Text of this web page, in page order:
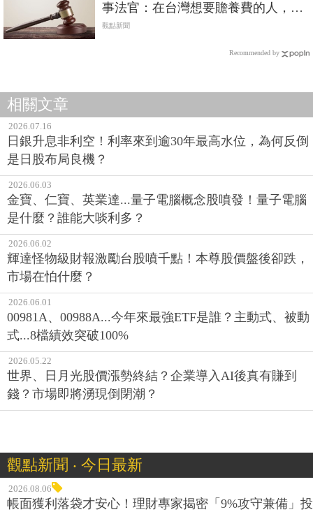
事法官：在台灣想要贍養費的人，走
完法院10個有9個會失望
觀點新聞
Recommended by
相關文章
2026.07.16
日銀升息非利空！利率來到逾30年最高水位，為何反倒
是日股布局良機？
2026.06.03
金寶、仁寶、英業達...量子電腦概念股噴發！量子電腦
是什麼？誰能大啖利多？
2026.06.02
輝達怪物級財報激勵台股噴千點！本尊股價盤後卻跌，
市場在怕什麼？
2026.06.01
00981A、00988A...今年來最強ETF是誰？主動式、被動
式...8檔績效突破100%
2026.05.22
世界、日月光股價漲勢終結？企業導入AI後真有賺到
錢？市場即將湧現倒閉潮？
觀點新聞 ‧ 今日最新
2026.08.06
帳面獲利落袋才安心！理財專家揭密「9%攻守兼備」投